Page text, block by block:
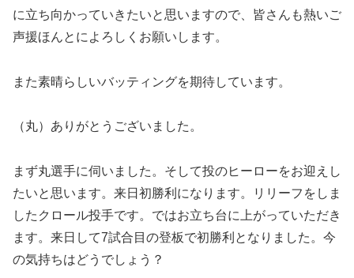
に立ち向かっていきたいと思いますので、皆さんも熱いご
声援ほんとによろしくお願いします。
また素晴らしいバッティングを期待しています。
（丸）ありがとうございました。
まず丸選手に伺いました。そして投のヒーローをお迎えし
たいと思います。来日初勝利になります。リリーフをしま
したクロール投手です。ではお立ち台に上がっていただき
ます。来日して7試合目の登板で初勝利となりました。今
の気持ちはどうでしょう？